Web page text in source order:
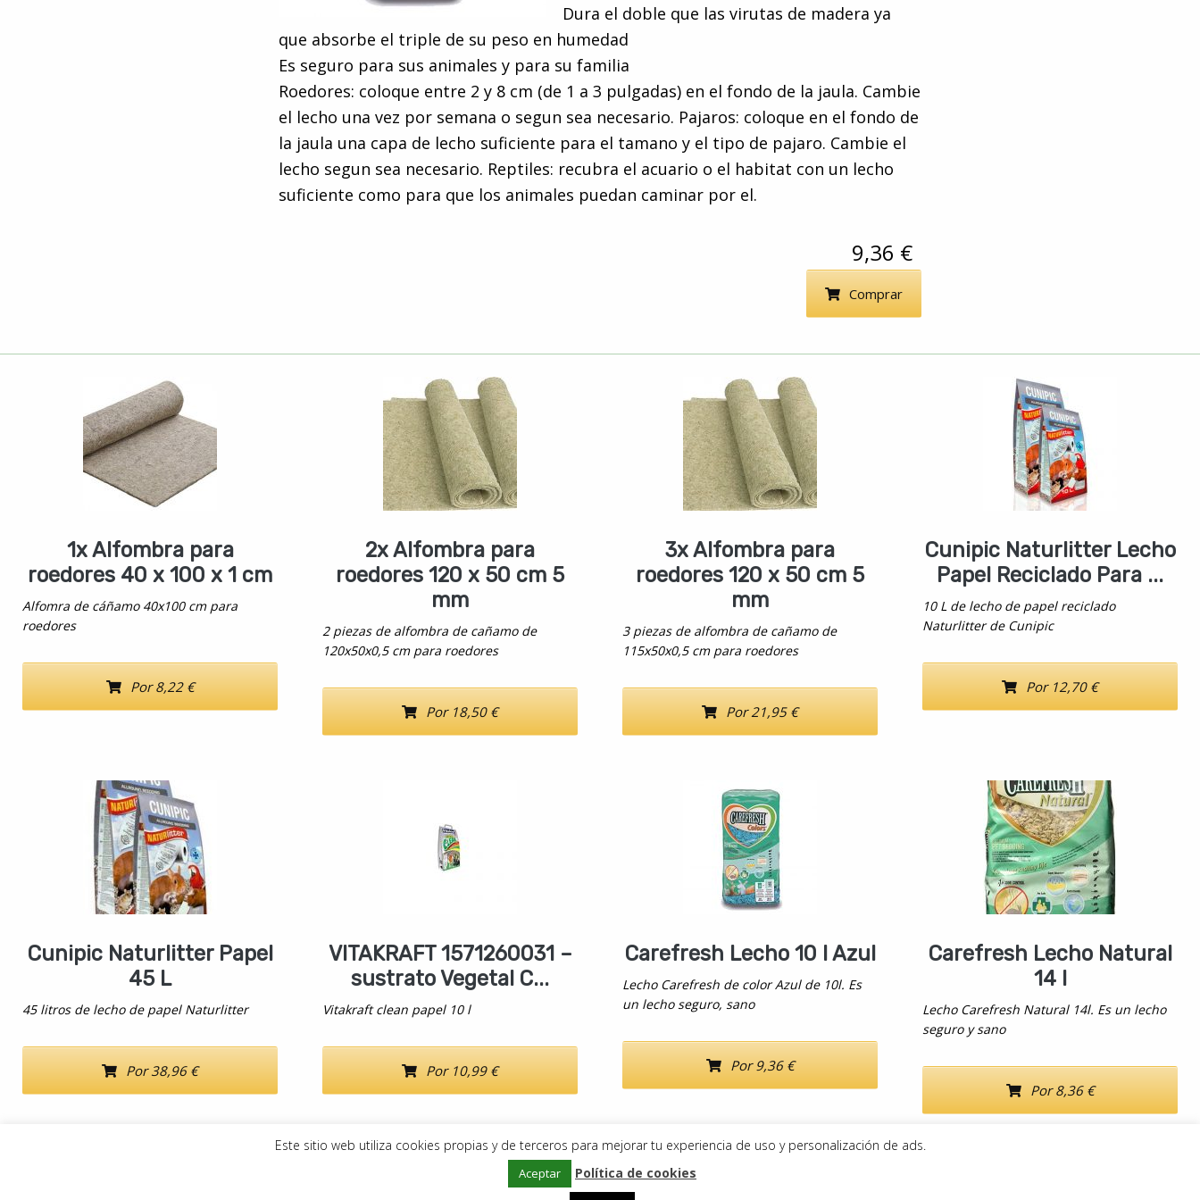
Dura el doble que las virutas de madera ya
que absorbe el triple de su peso en humedad
Es seguro para sus animales y para su familia
Roedores: coloque entre 2 y 8 cm (de 1 a 3 pulgadas) en el fondo de la jaula. Cambie
el lecho una vez por semana o segun sea necesario. Pajaros: coloque en el fondo de
la jaula una capa de lecho suficiente para el tamano y el tipo de pajaro. Cambie el
lecho segun sea necesario. Reptiles: recubra el acuario o el habitat con un lecho
suficiente como para que los animales puedan caminar por el.
9,36 €
Comprar
1x Alfombra para
roedores 40 x 100 x 1 cm
Alfomra de cáñamo 40x100 cm para
roedores
Por 8,22 €
2x Alfombra para
roedores 120 x 50 cm 5
mm
2 piezas de alfombra de cañamo de
120x50x0,5 cm para roedores
Por 18,50 €
3x Alfombra para
roedores 120 x 50 cm 5
mm
3 piezas de alfombra de cañamo de
115x50x0,5 cm para roedores
Por 21,95 €
Cunipic Naturlitter Lecho
Papel Reciclado Para ...
10 L de lecho de papel reciclado
Naturlitter de Cunipic
Por 12,70 €
Cunipic Naturlitter Papel
45 L
45 litros de lecho de papel Naturlitter
Por 38,96 €
VITAKRAFT 1571260031 –
sustrato Vegetal C...
Vitakraft clean papel 10 l
Por 10,99 €
Carefresh Lecho 10 l Azul
Lecho Carefresh de color Azul de 10l. Es
un lecho seguro, sano
Por 9,36 €
Carefresh Lecho Natural
14 l
Lecho Carefresh Natural 14l. Es un lecho
seguro y sano
Por 8,36 €
Copyright © 2019–2026DeDegús
Política de privacidad
Este sitio web utiliza cookies propias y de terceros para mejorar tu experiencia de uso y personalización de ads.
Aceptar Política de cookies